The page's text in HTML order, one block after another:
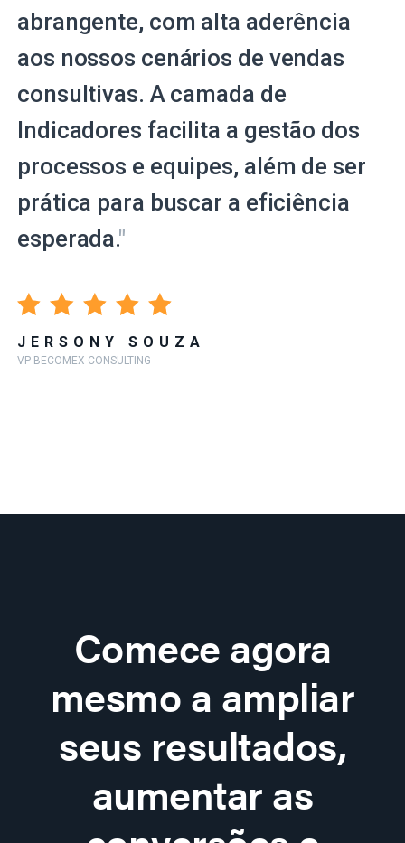
abrangente, com alta aderência
aos nossos cenários de vendas
consultivas. A camada de
Indicadores facilita a gestão dos
processos e equipes, além de ser
prática para buscar a eficiência
esperada."
JERSONY SOUZA
VP BECOMEX CONSULTING
Comece agora
mesmo a ampliar
seus resultados,
aumentar as